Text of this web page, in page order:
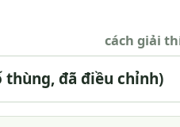
cách giải